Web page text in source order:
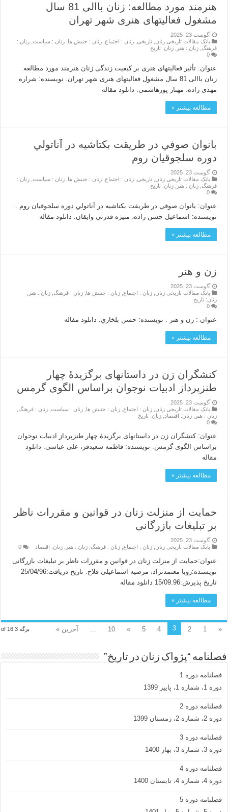
هنرمند مورد مطالعه: زنان باالی 81 سال
مشغول فعالیتهای هنری شهر تهران
آگوست 23, 2025
بانک مقالات تاریخی زنان ,تاریخی ,زنان : اجتماع ,زنان : جنبش ها ,زنان : سیاست ,زنان :
فرهنگ ,زنان : هنر ,زنان: تاریخ
0
عنوان: تأثیر فعالیتهای هنری بر کیفیت زندگی زنان هنرمند مورد مطالعه:
زنان باالی 81 سال مشغول فعالیتهای هنری شهر تهران. نویسنده: شراره
مهدی زاده، مهناز پورهاشمی. دانلود مقاله
مطالعه بیشتر »
بانوان صوفي در طريقت بكتاشيه در آناتولي
دوره سلجوقيان روم
آگوست 23, 2025
بانک مقالات تاریخی زنان ,تاریخی ,زنان : اجتماع ,زنان : جنبش ها ,زنان : سیاست ,زنان :
فرهنگ ,زنان : هنر ,زنان: تاریخ
0
عنوان: بانوان صوفي در طريقت بكتاشيه در آناتولي دوره سلجوقيان روم .
نویسنده: اسماعيل حسن زاده، منيژه قدرتي وايقان. دانلود مقاله
مطالعه بیشتر »
زن و هنر
آگوست 23, 2025
بانک مقالات تاریخی زنان ,زنان : اجتماع ,زنان : جنبش ها ,زنان : فرهنگ ,زنان : هنر
زنان: تاریخ
0
عنوان : زن و هنر . نویسنده: حسن بلخاري. دانلود مقاله
مطالعه بیشتر »
کنشگران زن در داستانهای برگزیدۀ چهار
طنزپرداز ادبیات نوجوان براساس الگوی گرمس
آگوست 23, 2025
بانک مقالات تاریخی زنان ,زنان : اجتماع ,زنان : جنبش ها ,زنان : سیاست ,زنان : فرهنگ
زنان : هنر
,زنان: اقتصاد ,زنان: تاریخ
0
عنوان: کنشگران زن در داستانهای برگزیدۀ چهار طنزپرداز ادبیات نوجوان
براساس الگوی گرمس. نویسنده: فاطمه سعيدفر، علی عباسی. دانلود
مقاله
مطالعه بیشتر »
حمایت از منزلت زنان در قوانین و مقررات ناظر
بر تبلیغات بازرگانى
آگوست 23, 2025
بانک مقالات تاریخی زنان ,زنان : اجتماع ,زنان : فرهنگ ,زنان : هنر ,زنان: اقتصاد 0
عنوان:حمایت از منزلت زنان در قوانین و مقررات ناظر بر تبلیغات بازرگانى
نویسنده:رویا معتمدنژاد، مرضیه اسماعیلی فلاح. تاریخ دریافت:25/04/96
تاریخ پذیرش:15/09.96 دانلود مقاله
مطالعه بیشتر »
برگه 3 of 16 «
1
2
3
4
5
»
10 آخرین »
فصلنامه “پژواک زنان در تاریخ”
فصلنامه دوره 1
دوره 1، شماره 1، پاییز 1399
فصلنامه دوره 2
دوره 2، شماره 2، زمستان 1399
فصلنامه دوره 3
دوره 3، شماره 3، بهار 1400
فصلنامه دوره 4
دوره 4، شماره 4، تابستان 1400
فصلنامه دوره 5